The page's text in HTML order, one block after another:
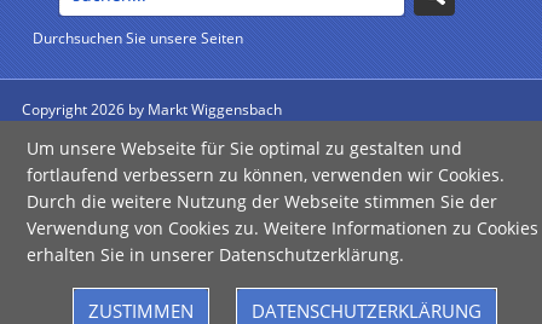
Durchsuchen Sie unsere Seiten
Copyright 2026 by Markt Wiggensbach
Impressum
| Datenschutz | Barrierefreiheit
Um unsere Webseite für Sie optimal zu gestalten und
fortlaufend verbessern zu können, verwenden wir Cookies.
Durch die weitere Nutzung der Webseite stimmen Sie der
Verwendung von Cookies zu. Weitere Informationen zu Cookies
erhalten Sie in unserer Datenschutzerklärung.
ZUSTIMMEN DATENSCHUTZERKLÄRUNG
Failed to load assistant data